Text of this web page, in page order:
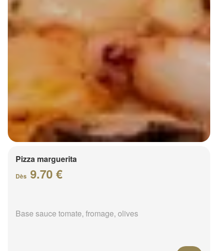
Pizza marguerita
Dès 9.70 €
Base sauce tomate, fromage, olives